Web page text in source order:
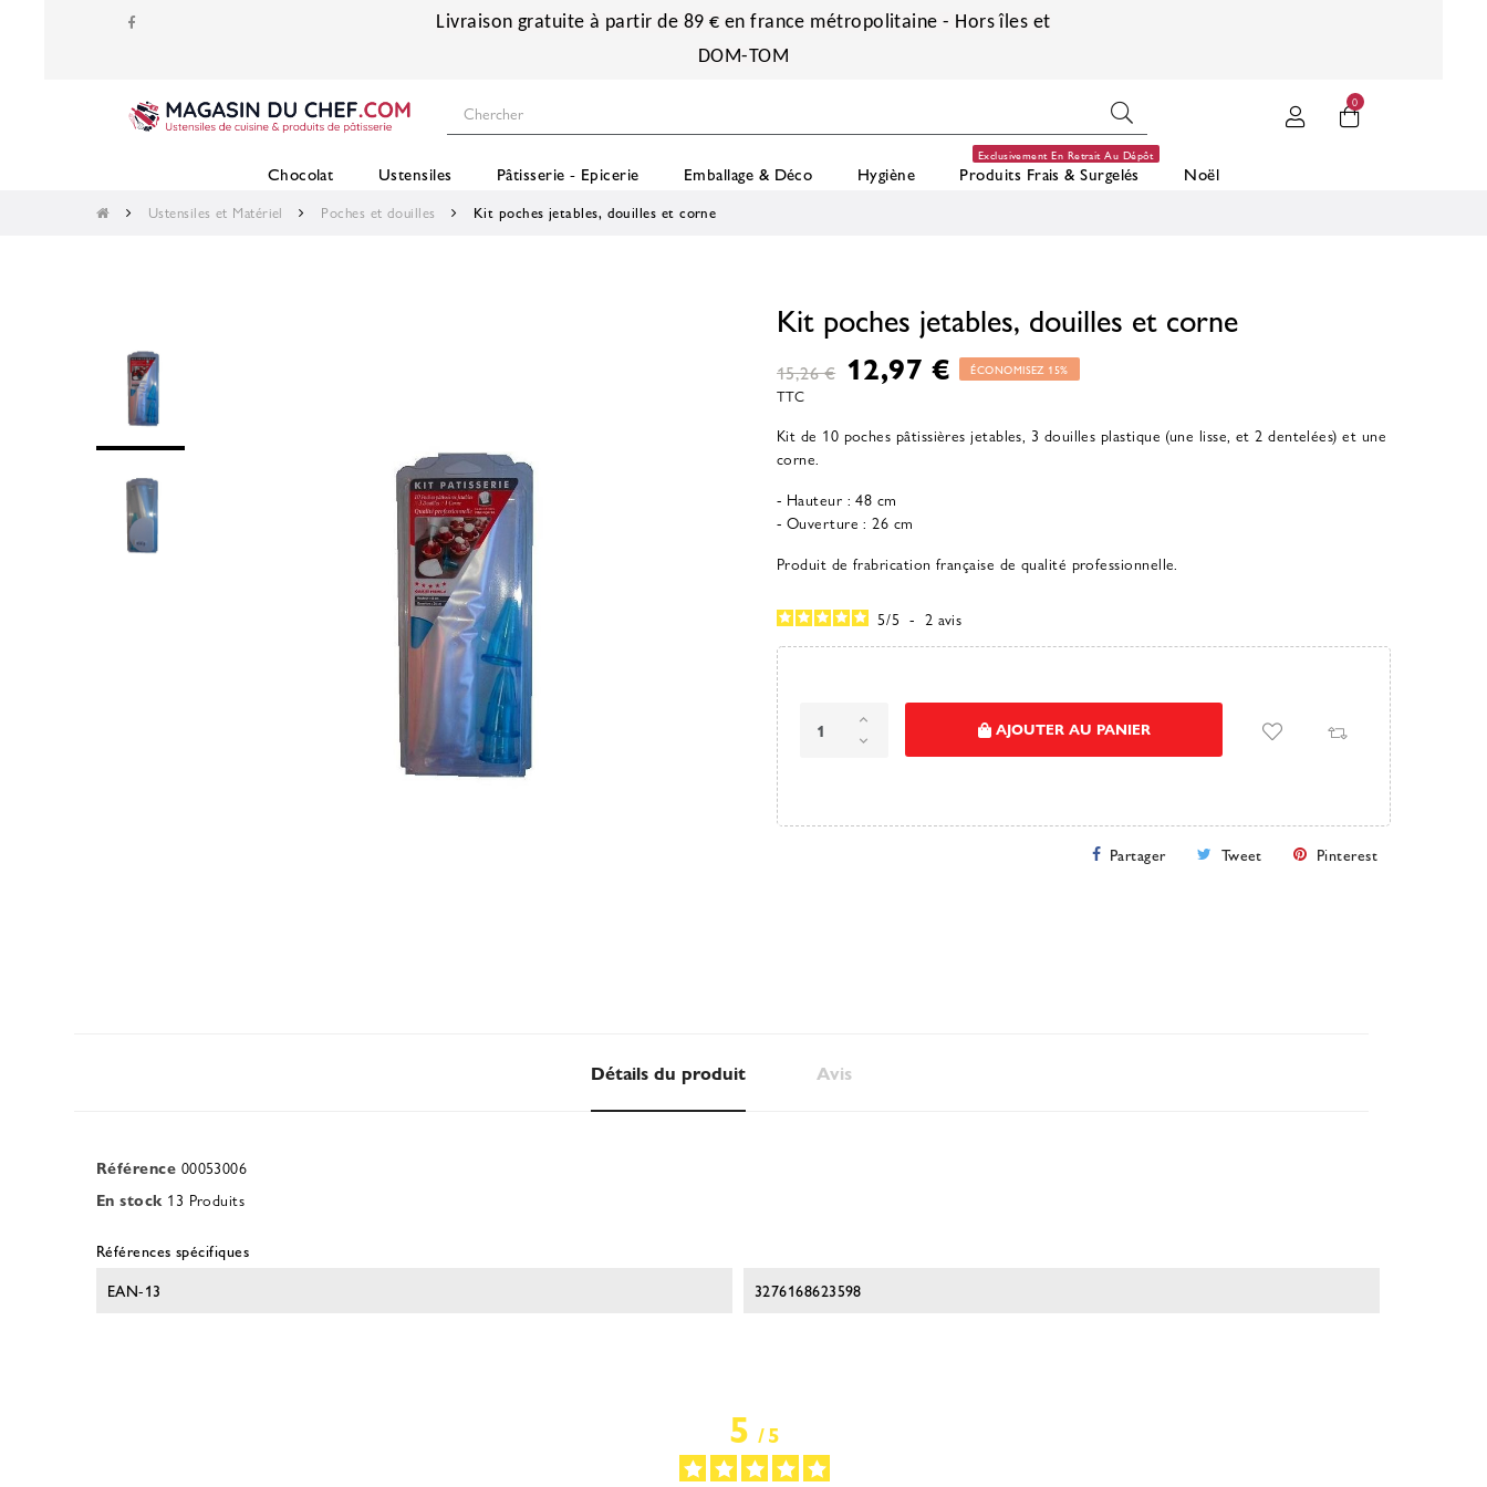
Livraison gratuite à partir de 89 € en france métropolitaine - Hors îles et
DOM-TOM
0
Chocolat Ustensiles Pâtisserie - Epicerie Emballage & Déco Hygiène Produits Frais & Surgelés
Exclusivement En Retrait Au Dépôt
Noël
Ustensiles et Matériel Poches et douilles Kit poches jetables, douilles et corne
Kit poches jetables, douilles et corne
15,26 € 12,97 € ÉCONOMISEZ 15%
TTC
Kit de 10 poches pâtissières jetables, 3 douilles plastique (une lisse, et 2 dentelées) et une
corne.
- Hauteur : 48 cm
- Ouverture : 26 cm
Produit de frabrication française de qualité professionnelle.
5/5 - 2 avis
AJOUTER AU PANIER
Partager Tweet Pinterest
Détails du produit Avis
Référence 00053006
En stock 13 Produits
Références spécifiques
EAN-13
3276168623598
5/5